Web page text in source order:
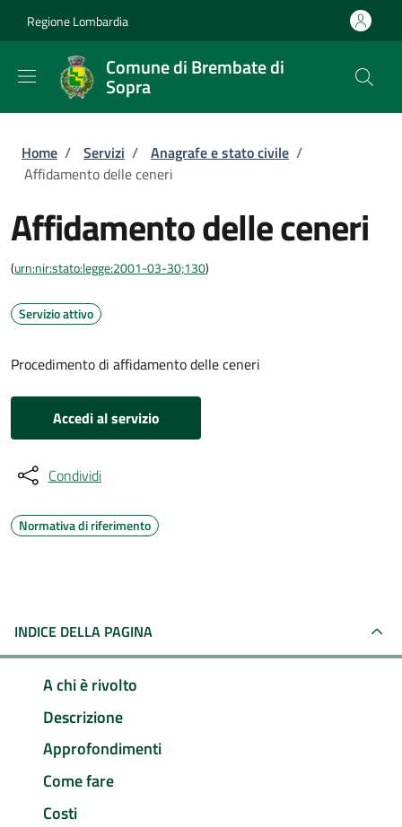
Regione Lombardia
Comune di Brembate di
Sopra
Briciole di pane
Home / Servizi / Anagrafe e stato civile /
Affidamento delle ceneri
Affidamento delle ceneri
(urn:nir:stato:legge:2001-03-30;130)
Servizio attivo
Procedimento di affidamento delle ceneri
Accedi al servizio
Condividi
Normativa di riferimento
INDICE DELLA PAGINA
A chi è rivolto
Descrizione
Approfondimenti
Come fare
Costi